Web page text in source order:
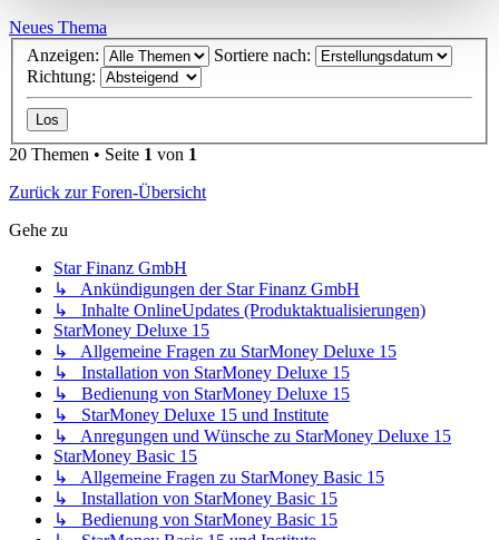
Neues Thema
Anzeigen:
Sortiere nach:
Richtung:
20 Themen • Seite 1 von 1
Zurück zur Foren-Übersicht
Gehe zu
Star Finanz GmbH
↳ Ankündigungen der Star Finanz GmbH
↳ Inhalte OnlineUpdates (Produktaktualisierungen)
StarMoney Deluxe 15
↳ Allgemeine Fragen zu StarMoney Deluxe 15
↳ Installation von StarMoney Deluxe 15
↳ Bedienung von StarMoney Deluxe 15
↳ StarMoney Deluxe 15 und Institute
↳ Anregungen und Wünsche zu StarMoney Deluxe 15
StarMoney Basic 15
↳ Allgemeine Fragen zu StarMoney Basic 15
↳ Installation von StarMoney Basic 15
↳ Bedienung von StarMoney Basic 15